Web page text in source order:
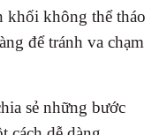
không thể tháo
để tránh va chạm
sẻ những bước